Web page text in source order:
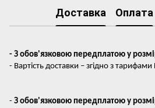
Доставка Оплата
- З обов'язковою передплатою у
- Вартість доставки – згідно з
- З обов'язковою передплатою у